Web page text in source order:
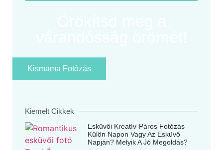
Kismama Fotózás
Kiemelt Cikkek
Esküvői Kreatív-Páros Fotózás
Külön Napon Vagy Az Esküvő
Napján? Melyik A Jó Megoldás?